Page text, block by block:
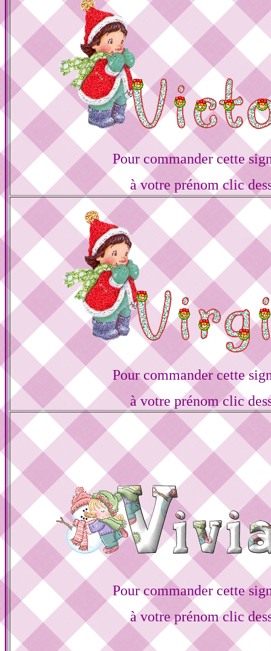
Pour commander cette
à votre prénom clic
Pour commander cette
à votre prénom clic
Pour commander cette
à votre prénom clic